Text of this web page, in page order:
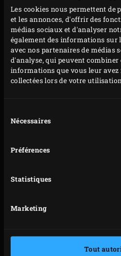
Les cookies nous permettent de
et les annonces, d'offrir des
médias sociaux et d'analyser
également des informations
avec nos partenaires de médias
d'analyse, qui peuvent combiner
informations que vous leur
collectées lors de votre
duNécessaires
Préférences
Statistiques
Marketing
Tout
« L’eau à la bouche » sur
de Gullholmen : l’expert
nous propose 7
3 recettes de fête spéciales
Une expédition gustative
(Catalogne) avec le chef